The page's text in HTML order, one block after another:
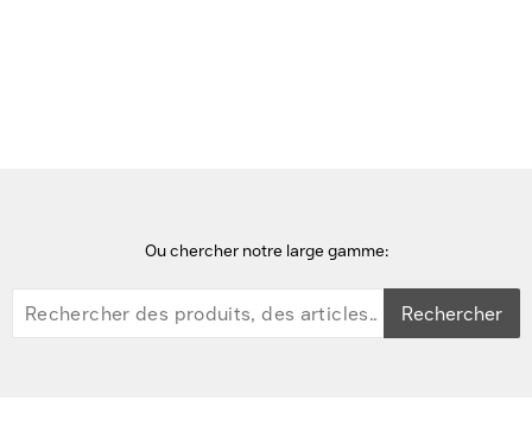
Ou chercher notre large gamme:
Rechercher